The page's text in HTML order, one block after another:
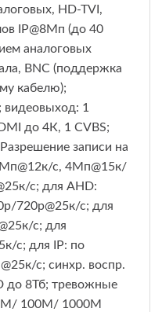
HD-TVI,
IP@8Мп (до 40
аналоговых
BNC (поддержка
кабелю);
видеовыход: 1
до 4К, 1 CVBS;
записи на
с, 4Мп@15к/
с; для AHD:
720p@25к/с; для
с; для
с; для IP: по
с; синхр. воспр.
до 8Тб; тревожные
100M/ 1000М